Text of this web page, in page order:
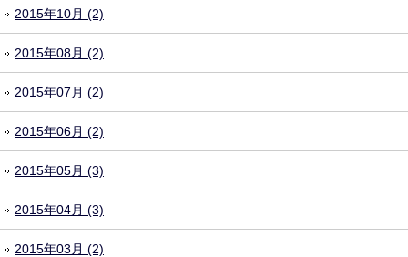
2015年10月 (2)
2015年08月 (2)
2015年07月 (2)
2015年06月 (2)
2015年05月 (3)
2015年04月 (3)
2015年03月 (2)